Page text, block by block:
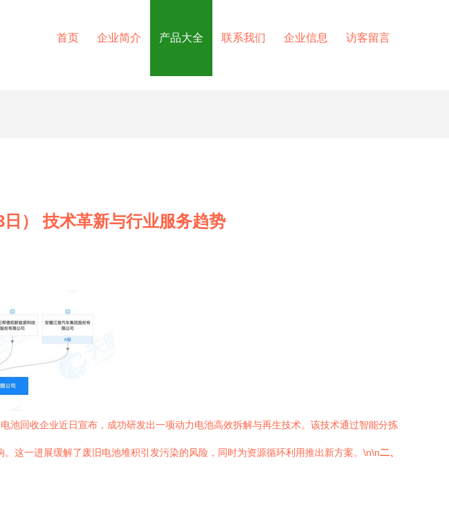
首页 企业简介 产品大全 联系我们 企业信息 访客留言
） 技术革新与行业服务趋势
池回收企业近日宣布，成功研发出一项动力电池高效拆解与再生技术。该技术通过智能分拣
这一进展缓解了废旧电池堆积引发污染的风险，同时为资源循环利用推出新方案。\n\n二、